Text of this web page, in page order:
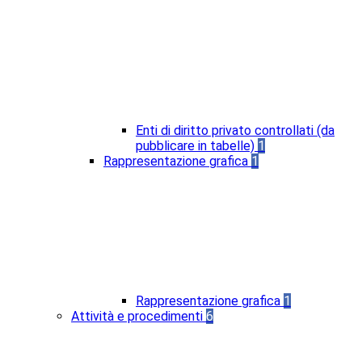
Enti di diritto privato controllati (da
pubblicare in tabelle) 1
Rappresentazione grafica 1
Rappresentazione grafica 1
Attività e procedimenti 6